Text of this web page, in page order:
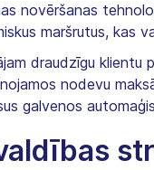
novēršanas
maršrutus, kas
draudzīgu klientu
nodevu
galvenos